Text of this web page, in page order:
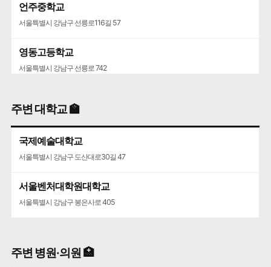
언주중학교
서울특별시 강남구 선릉로116길 57
영동고등학교
서울특별시 강남구 선릉로 742
주변 대학교 🏫
국제예술대학교
서울특별시 강남구 도산대로30길 47
서울벤처대학원대학교
서울특별시 강남구 봉은사로 405
주변 병원·의원 🏥